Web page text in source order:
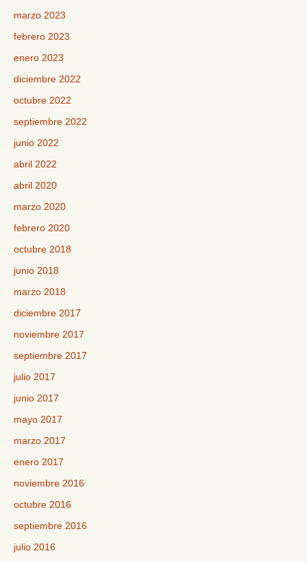
marzo 2023
febrero 2023
enero 2023
diciembre 2022
octubre 2022
septiembre 2022
junio 2022
abril 2022
abril 2020
marzo 2020
febrero 2020
octubre 2018
junio 2018
marzo 2018
diciembre 2017
noviembre 2017
septiembre 2017
julio 2017
junio 2017
mayo 2017
marzo 2017
enero 2017
noviembre 2016
octubre 2016
septiembre 2016
julio 2016